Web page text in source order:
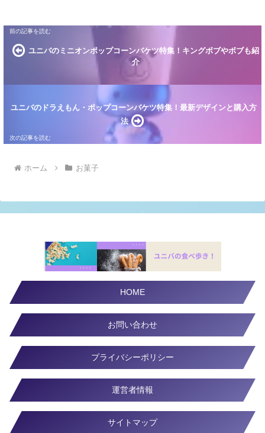
ユニバのミニオンポップコーンバケツ特集！キングボブやボブも紹
介
ユニバのドラえもん・ポップコーンバケツ特集！最新デザインと購入方
法
ホーム お菓子
HOME
お問い合わせ
プライバシーポリシー
運営者情報
サイトマップ